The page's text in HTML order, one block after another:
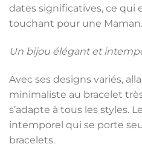
dates significatives, ce qui
touchant pour une Maman.
Un bijou élégant et
Avec ses designs variés,
minimaliste au bracelet
s’adapte à tous les styles. Le
intemporel qui se porte
bracelets.